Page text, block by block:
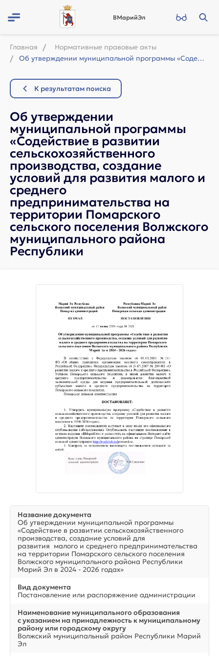
ВМарийЭл
Главная
Нормативные правовые акты
Об утверждении муниципальной программы «Содействие в развитии сельскохозяйственн...
К результатам поиска
Об утверждении
муниципальной программы
«Содействие в развитии
сельскохозяйственного
производства, создание
условий для развития малого и
среднего
предпринимательства на
территории Помарского
сельского поселения Волжского
муниципального района
Республики
Название документа
Об утверждении муниципальной программы
«Содействие в развитии сельскохозяйственного
производства, создание условий для
развития малого и среднего предпринимательства
на территории Помарского сельского поселения
Волжского муниципального района Республики
Марий Эл в 2024 - 2026 годах»
Вид документа
Постановление или распоряжение администрации
Наименование муниципального образования
с указанием на принадлежность к муниципальному
району или городскому округу
Волжский муниципальный район Республики Марий
Эл